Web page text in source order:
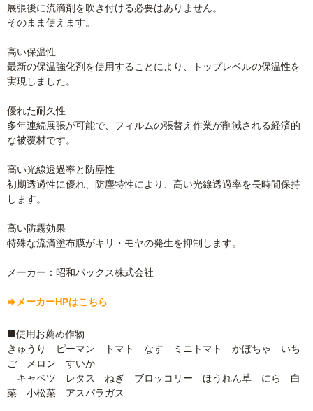
展張後に流滴剤を吹き付ける必要はありません。
そのまま使えます。
高い保温性
最新の保温強化剤を使用することにより、トップレベルの保温性を
実現しました。
優れた耐久性
多年連続展張が可能で、フィルムの張替え作業が削減される経済的
な被覆材です。
高い光線透過率と防塵性
初期透過性に優れ、防塵特性により、高い光線透過率を長時間保持
します。
高い防霧効果
特殊な流滴塗布膜がキリ・モヤの発生を抑制します。
メーカー：昭和パックス株式会社
⇒メーカーHPはこちら
■使用お薦め作物
きゅうり ピーマン トマト なす ミニトマト かぼちゃ いち
ご メロン すいか
キャベツ レタス ねぎ ブロッコリー ほうれん草 にら 白
菜 小松菜 アスパラガス